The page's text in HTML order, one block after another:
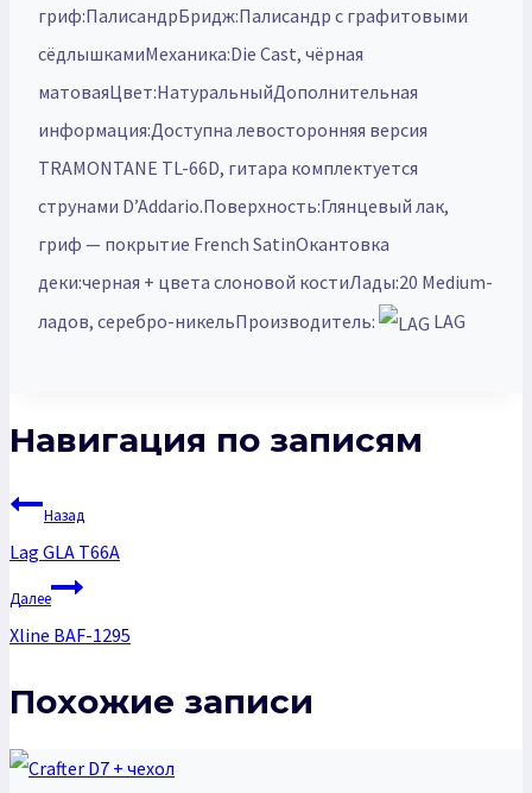
гриф:ПалисандрБридж:Палисандр с графитовыми
сёдлышкамиМеханика:Die Cast, чёрная
матоваяЦвет:НатуральныйДополнительная
информация:Доступна левосторонняя версия
TRAMONTANE TL-66D, гитара комплектуется
струнами D’Addario.Поверхность:Глянцевый лак,
гриф — покрытие French SatinОкантовка
деки:черная + цвета слоновой костиЛады:20 Medium-
ладов, серебро-никельПроизводитель:
LAG
Навигация по записям
Назад
Lag GLA T66A
Далее
Xline BAF-1295
Похожие записи